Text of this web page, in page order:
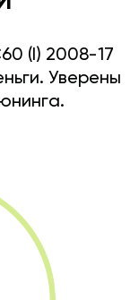
(I) 2008-17
Уверены